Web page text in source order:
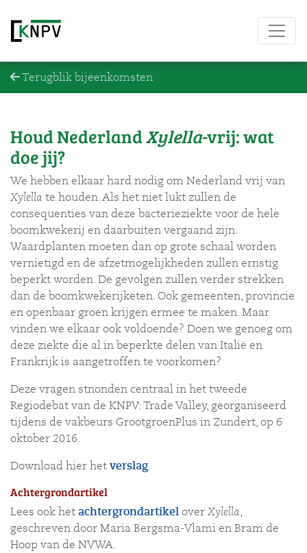
Terugblik bijeenkomsten
Houd NederlandXylella-vrij: wat
doe jij?
We hebben elkaar hard nodig om Nederland vrij van
Xylella te houden. Als het niet lukt zullen de
consequenties van deze bacterieziekte voor de hele
boomkwekerij en daarbuiten vergaand zijn.
Waardplanten moeten dan op grote schaal worden
vernietigd en de afzetmogelijkheden zullen ernstig
beperkt worden. De gevolgen zullen verder strekken
dan de boomkwekerijketen. Ook gemeenten, provincie
en openbaar groen krijgen ermee te maken. Maar
vinden we elkaar ook voldoende? Doen we genoeg om
deze ziekte die al in beperkte delen van Italië en
Frankrijk is aangetroffen te voorkomen?
Deze vragen stnonden centraal in het tweede
Regiodebat van de KNPV: Trade Valley, georganiseerd
tijdens de vakbeurs GrootgroenPlus in Zundert, op 6
oktober 2016.
Download hier het verslag.
Achtergrondartikel
Lees ook het achtergrondartikel over Xylella,
geschreven door Maria Bergsma-Vlami en Bram de
Hoop van de NVWA.